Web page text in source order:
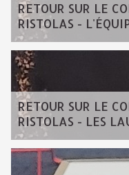
RETOUR SUR LE
RISTOLAS -
RETOUR SUR LE
RISTOLAS - LES